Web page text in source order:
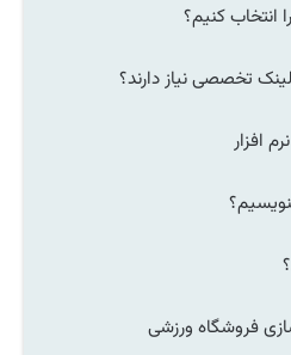
انتخاب کنیم؟
تخصصی نیاز دارند؟
افزار
فروشگاه ورزشی